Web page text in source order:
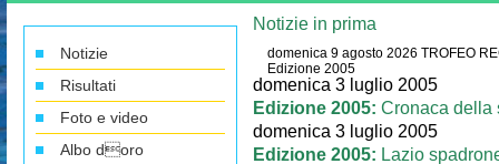
Notizie
Risultati
Foto e video
Albo doro
Notizie in prima
domenica 9 agosto 2026 TROFEO
Edizione 2005
domenica 3 luglio 2005
Edizione 2005: Cronaca della
domenica 3 luglio 2005
Edizione 2005: Lazio